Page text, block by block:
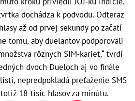
dochádza k podvodu. Odteraz
až od prvej sekundy po začatí
tomu, aby duelantov podporovali
rôznych SIM-kariet,“ tvrdí
dvoch Dueloch aj vo finále
nepredpokladá preťaženie SMS
18-tisíc hlasov za minútu.